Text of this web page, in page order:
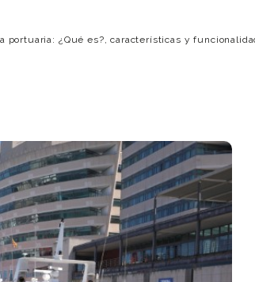
portuaria: ¿Qué es?, características y